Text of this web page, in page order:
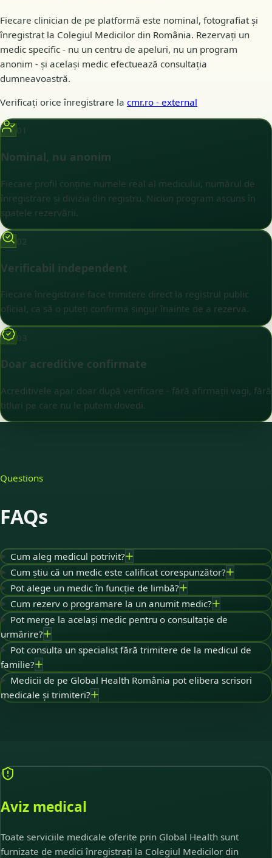
Fiecare clinician de pe platformă este nominal, fotografiat și
înregistrat la Colegiul Medicilor din România. Rezervați un
medic specific - nu un centru de apeluri, nu un program
anonim - și același medic efectuează consultația
dumneavoastră.
Verificați orice înregistrare la cmr.ro - external
01
Nominal, nu anonim
Fiecare profil conține numele real al medicului, numărul de
înregistrare și divizia din registru. Niciun program ascuns în
spatele rezervării.
02
Verificabil independent
Fiecare înregistrare face trimitere direct la registrul public
oficial, ca să o puteți confirma singur înainte de a rezerva.
03
Doar acreditive confirmate
Acreditivele apar doar după verificare - fără afirmații vagi, fără
titluri pe care nu le putem dovedi.
Questions
FAQs
Cum aleg medicul potrivit?
Cum știu că un medic este calificat corespunzător?
Pot alege un medic în funcție de limbă?
Cum rezerv o programare la un anumit medic?
Pot merge la același medic pentru o consultație de
urmărire?
Pot consulta un specialist fără trimitere de la medicul de
familie?
Medicii de pe Global Health România pot elibera scrisori
medicale și trimiteri?
Aviz medical
Toate serviciile medicale oferite prin Global Health sunt
furnizate de medici înregistrați la Colegiul Medicilor din